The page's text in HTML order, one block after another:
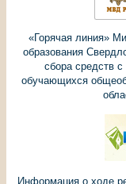
«Горячая линия»
образования
сбора средств
обучающихся
Информация о ходе